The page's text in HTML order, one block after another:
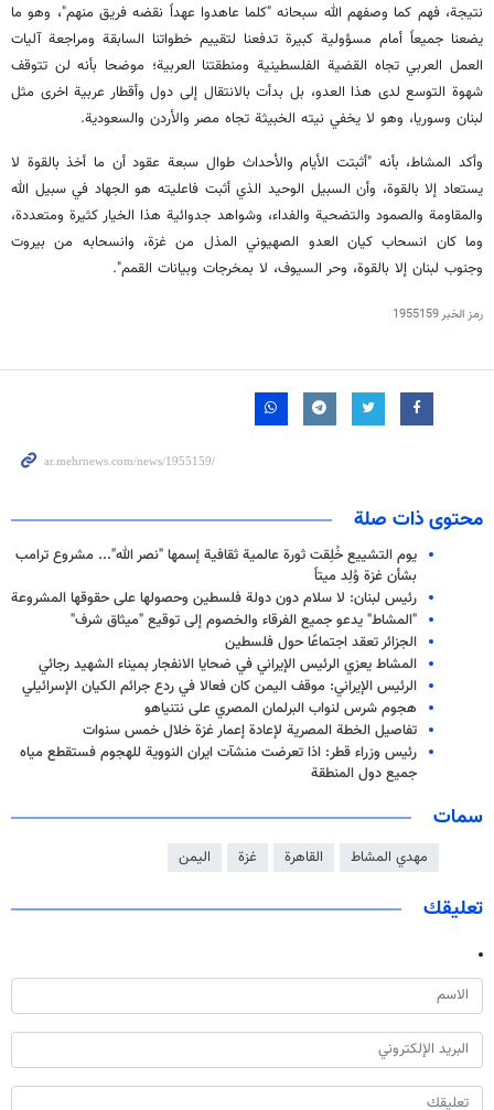
نتيجة، فهم كما وصفهم الله سبحانه "كلما عاهدوا عهداً نقضه فريق منهم"، وهو ما
يضعنا جميعاً أمام مسؤولية كبيرة تدفعنا لتقييم خطواتنا السابقة ومراجعة آليات
العمل العربي تجاه القضية الفلسطينية ومنطقتنا العربية؛ موضحا بأنه لن تتوقف
شهوة التوسع لدى هذا العدو، بل بدأت بالانتقال إلى دول وأقطار عربية اخرى مثل
لبنان وسوريا، وهو لا يخفي نيته الخبيثة تجاه مصر والأردن والسعودية.
وأكد المشاط، بأنه "أثبتت الأيام والأحداث طوال سبعة عقود أن ما أخذ بالقوة لا
يستعاد إلا بالقوة، وأن السبيل الوحيد الذي أثبت فاعليته هو الجهاد في سبيل الله
والمقاومة والصمود والتضحية والفداء، وشواهد جدوائية هذا الخيار كثيرة ومتعددة،
وما كان انسحاب كيان العدو الصهيوني المذل من غزة، وانسحابه من بيروت
وجنوب لبنان إلا بالقوة، وحر السيوف، لا بمخرجات وبيانات القمم".
رمز الخبر1955159
محتوى ذات صلة
يوم التشييع خُلِقت ثورة عالمية ثقافية إسمها "نصر الله"... مشروع ترامب
بشأن غزة وُلِد ميتاً
رئيس لبنان: لا سلام دون دولة فلسطين وحصولها على حقوقها المشروعة
"المشاط" يدعو جميع الفرقاء والخصوم إلى توقيع "ميثاق شرف"
الجزائر تعقد اجتماعًا حول فلسطين
المشاط يعزي الرئيس الإيراني في ضحايا الانفجار بميناء الشهيد رجائي
الرئيس الإيراني: موقف اليمن كان فعالا في ردع جرائم الكيان الإسرائيلي
هجوم شرس لنواب البرلمان المصري على نتنياهو
تفاصيل الخطة المصرية لإعادة إعمار غزة خلال خمس سنوات
رئيس وزراء قطر: اذا تعرضت منشآت ايران النووية للهجوم فستقطع مياه
جميع دول المنطقة
سمات
مهدي المشاط القاهرة غزة اليمن
تعليقك